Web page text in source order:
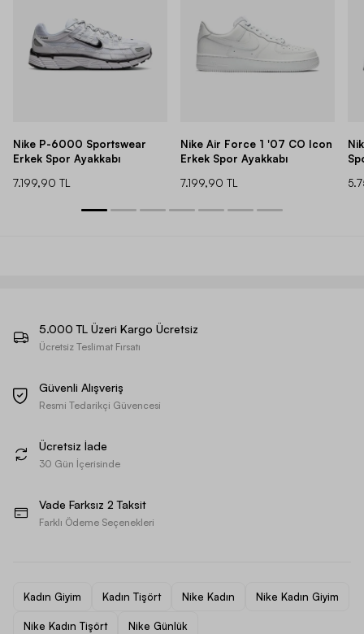
Nike P-6000 Sportswear
Erkek Spor Ayakkabı
7.199,90 TL
Nike Air Force 1 '07 CO Icon
Erkek Spor Ayakkabı
7.199,90 TL
5.000 TL Üzeri Kargo Ücretsiz
Ücretsiz Teslimat Fırsatı
Güvenli Alışveriş
Resmi Tedarikçi Güvencesi
Ücretsiz İade
30 Gün İçerisinde
Vade Farksız 2 Taksit
Farklı Ödeme Seçenekleri
Kadın Giyim Kadın Tişört Nike Kadın Nike Kadın Giyim
Nike Kadın Tişört Nike Günlük